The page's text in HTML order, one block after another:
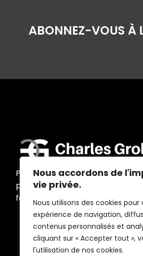
Nous accordons de
vie privée.
Nous utilisons des cookies
expérience de navigation,
contenus personnalisés et
cliquant sur « Accepter tout »,
l'utilisation de nos cookies.
ABONNEZ-VOUS À
Programmes
personnalisés, ateliers,
formations et outils sur mesure